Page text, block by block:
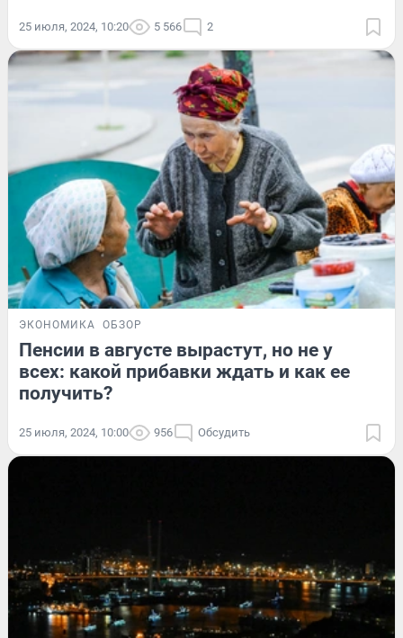
25 июля, 2024, 10:20 5 566 2
ЭКОНОМИКА ОБЗОР
Пенсии в августе вырастут, но не у
всех: какой прибавки ждать и как ее
получить?
25 июля, 2024, 10:00 956 Обсудить